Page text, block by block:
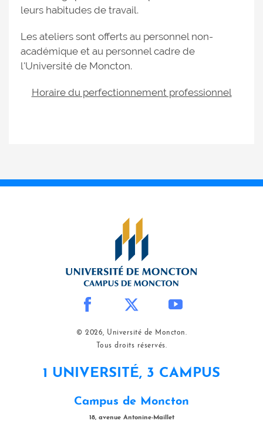
leurs habitudes de travail.
Les ateliers sont offerts au personnel non-
académique et au personnel cadre de
l'Université de Moncton.
Horaire du perfectionnement professionnel
© 2026, Université de Moncton.
Tous droits réservés.
1 UNIVERSITÉ, 3 CAMPUS
Campus de Moncton
18, avenue Antonine-Maillet